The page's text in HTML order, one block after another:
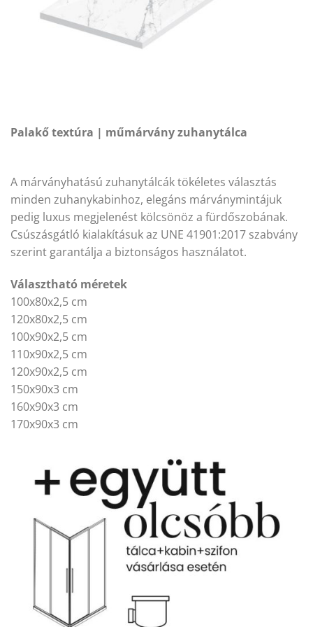
Palakő textúra | műmárvány zuhanytálca
A márványhatású zuhanytálcák tökéletes választás
minden zuhanykabinhoz, elegáns márványmintájuk
pedig luxus megjelenést kölcsönöz a fürdőszobának.
Csúszásgátló kialakításuk az UNE 41901:2017 szabvány
szerint garantálja a biztonságos használatot.
Választható méretek
100x80x2,5 cm
120x80x2,5 cm
100x90x2,5 cm
110x90x2,5 cm
120x90x2,5 cm
150x90x3 cm
160x90x3 cm
170x90x3 cm